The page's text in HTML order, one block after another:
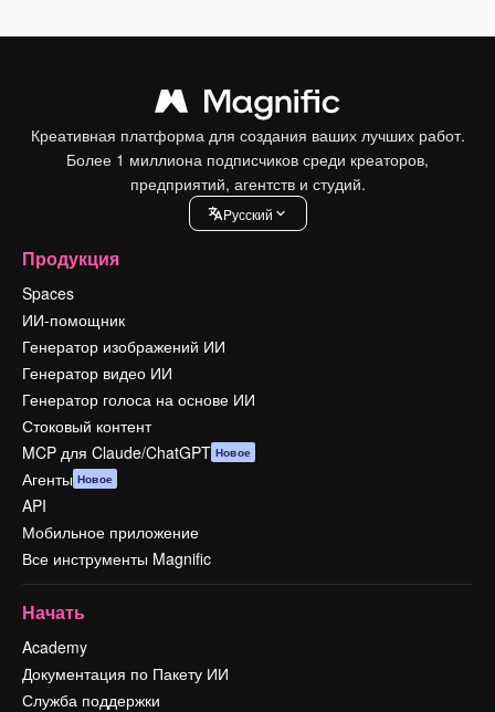
Креативная платформа для создания ваших лучших работ.
Более 1 миллиона подписчиков среди креаторов,
предприятий, агентств и студий.
Pусский
Продукция
Spaces
ИИ-помощник
Генератор изображений ИИ
Генератор видео ИИ
Генератор голоса на основе ИИ
Стоковый контент
MCP для Claude/ChatGPT Новое
Агенты Новое
API
Мобильное приложение
Все инструменты Magnific
Начать
Academy
Документация по Пакету ИИ
Служба поддержки